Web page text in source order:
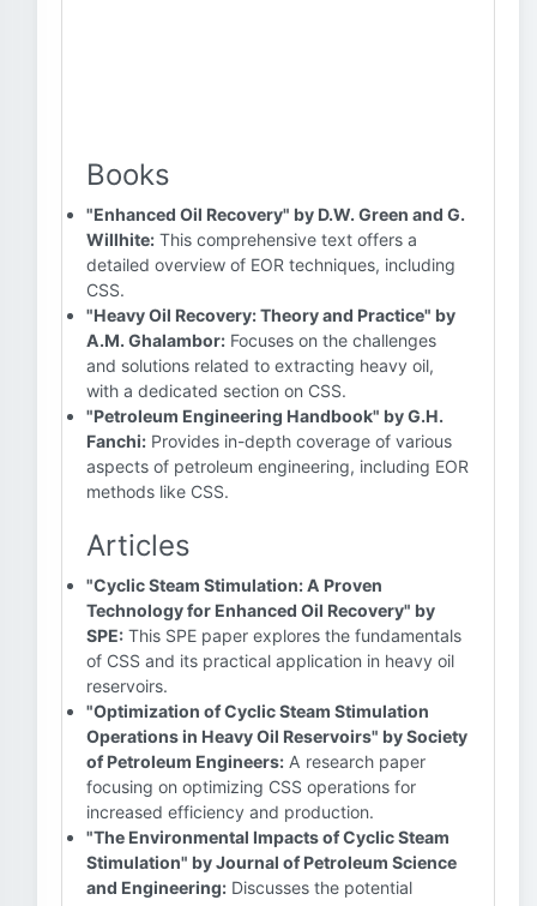
Books
"Enhanced Oil Recovery" by D.W. Green and G.
Willhite: This comprehensive text offers a
detailed overview of EOR techniques, including
CSS.
"Heavy Oil Recovery: Theory and Practice" by
A.M. Ghalambor: Focuses on the challenges
and solutions related to extracting heavy oil,
with a dedicated section on CSS.
"Petroleum Engineering Handbook" by G.H.
Fanchi: Provides in-depth coverage of various
aspects of petroleum engineering, including EOR
methods like CSS.
Articles
"Cyclic Steam Stimulation: A Proven
Technology for Enhanced Oil Recovery" by
SPE: This SPE paper explores the fundamentals
of CSS and its practical application in heavy oil
reservoirs.
"Optimization of Cyclic Steam Stimulation
Operations in Heavy Oil Reservoirs" by Society
of Petroleum Engineers: A research paper
focusing on optimizing CSS operations for
increased efficiency and production.
"The Environmental Impacts of Cyclic Steam
Stimulation" by Journal of Petroleum Science
and Engineering: Discusses the potential